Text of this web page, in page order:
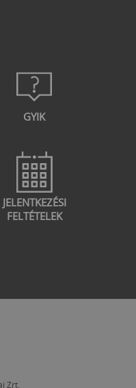
GYIK
JELENTKEZÉSI
FELTÉTELEK
Zrt.